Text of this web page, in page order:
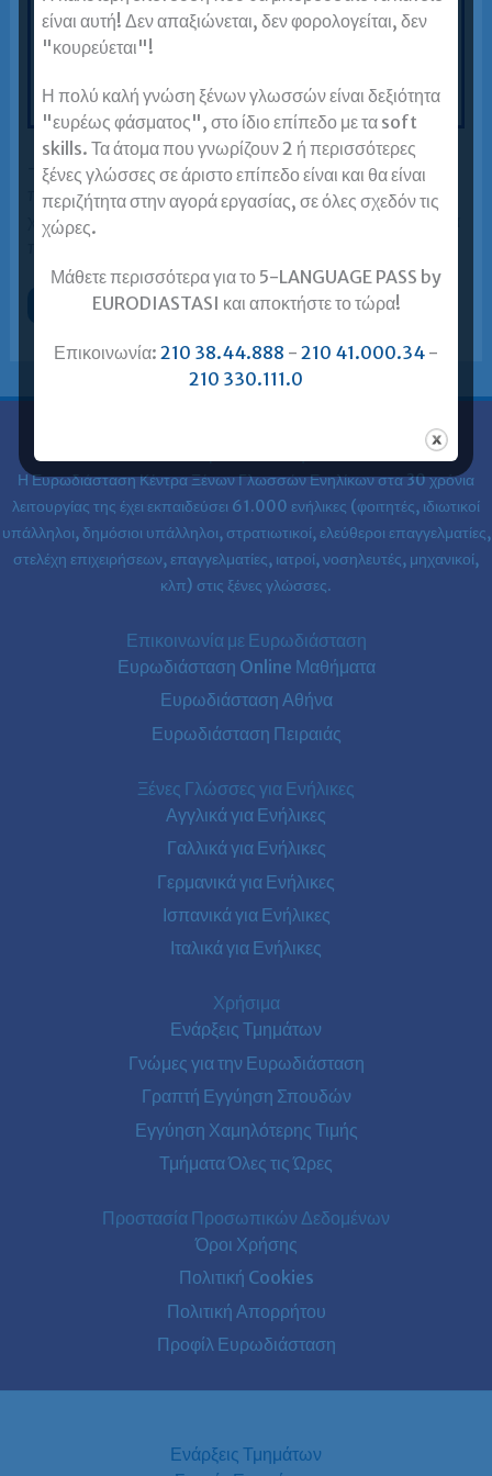
–Θέλετε να αποκτήσετε αναγνωρισμένα από το ΑΣΕΠ
πτυχία Γαλλικών B2 και C2 σε χρόνο ρεκόρ και στις
χαμηλότερες τιμές; Εμπιστευθείτε την Ευρωδιάσταση, τα
ΑΣΕΠ
σε
Περισσότερα »
Η Ευρωδιάσταση Κέντρα Ξένων Γλωσσών Ενηλίκων στα30 χρόνια
λειτουργίας της έχει εκπαιδεύσει 61.000 ενήλικες (φοιτητές, ιδιωτικοί
υπάλληλοι, δημόσιοι υπάλληλοι, στρατιωτικοί, ελεύθεροι επαγγελματίες,
στελέχη επιχειρήσεων, επαγγελματίες, ιατροί, νοσηλευτές, μηχανικοί,
κλπ) στις ξένες γλώσσες.
Επικοινωνία με Ευρωδιάσταση
Ευρωδιάσταση Online Μαθήματα
Ευρωδιάσταση Αθήνα
Ευρωδιάσταση Πειραιάς
Ξένες Γλώσσες για Ενήλικες
Αγγλικά για Ενήλικες
Γαλλικά για Ενήλικες
Γερμανικά για Ενήλικες
Ισπανικά για Ενήλικες
Ιταλικά για Ενήλικες
Χρήσιμα
Ενάρξεις Τμημάτων
Γνώμες για την Ευρωδιάσταση
Γραπτή Εγγύηση Σπουδών
Εγγύηση Χαμηλότερης Τιμής
Τμήματα Όλες τις Ώρες
Προστασία Προσωπικών Δεδομένων
Όροι Χρήσης
Πολιτική Cookies
Πολιτική Απορρήτου
Προφίλ Ευρωδιάσταση
Ενάρξεις Τμημάτων
είναι αυτή! Δεν απαξιώνεται, δεν φορολογείται, δεν
"κουρεύεται"!
Η πολύ καλή γνώση ξένων γλωσσών είναι δεξιότητα
"ευρέως φάσματος", στο ίδιο επίπεδο με τα soft
skills. Τα άτομα που γνωρίζουν 2 ή περισσότερες
ξένες γλώσσες σε άριστο επίπεδο είναι και θα είναι
περιζήτητα στην αγορά εργασίας, σε όλες σχεδόν τις
χώρες.
Μάθετε περισσότερα για το 5-LANGUAGE PASS by
EURODIASTASI και αποκτήστε το τώρα!
Επικοινωνία: 210 38.44.888 - 210 41.000.34 -
210 330.111.0